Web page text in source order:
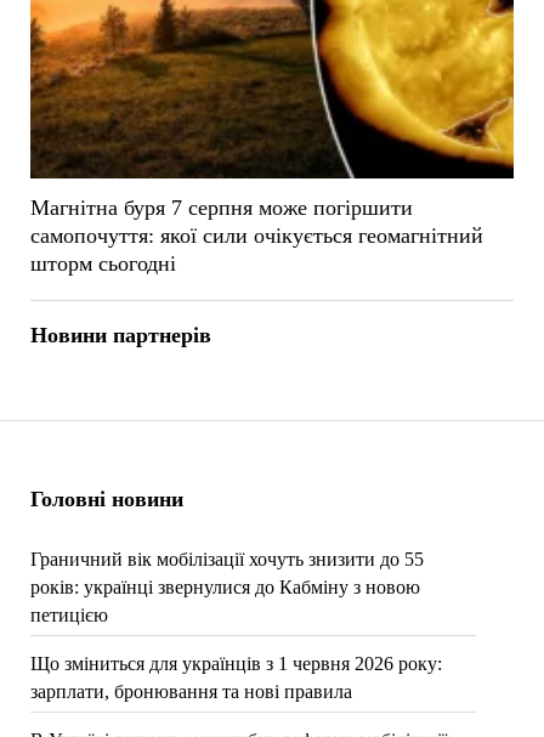
Головні новини
Граничний вік мобілізації хочуть знизити до 55
років: українці звернулися до Кабміну з новою
петицією
Що зміниться для українців з 1 червня 2026 року:
зарплати, бронювання та нові правила
Магнітна буря 7 серпня може погіршити
самопочуття: якої сили очікується геомагнітний
шторм сьогодні
Новини партнерів